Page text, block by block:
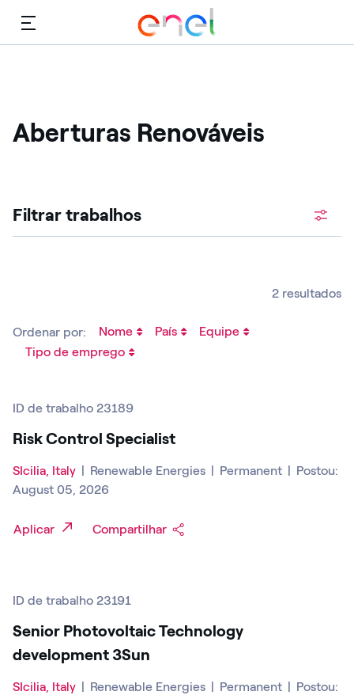
Cardápio
Aberturas Renováveis
Filtrar trabalhos
2 resultados
Ordenar por:
ID de trabalho 23189
Risk Control Specialist
SIcilia, Italy Renewable Energies Permanent
Postou:
August 05, 2026
Aplicar Compartilhar
ID de trabalho 23191
Senior Photovoltaic Technology
development 3Sun
SIcilia, Italy Renewable Energies Permanent
Postou: